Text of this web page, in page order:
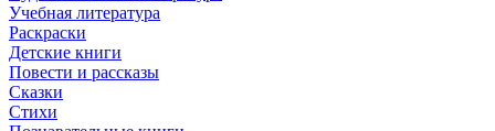
Учебная литература
Раскраски
Детские книги
Повести и рассказы
Сказки
Стихи